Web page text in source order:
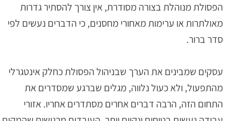
הפסולת מנוהלת בצורה מסודרת, אין צורך להסתיר גדרות
מאולתרות או ערימות מאחורי מחסנים, כי הדברים נעשים לפי
סדר ברור.
עסקים שמבינים את הערך שבניהול הפסולת כחלק אינטגרלי
מהתפעול, ולא כעול נלווה, מגלים שברגע שמסדרים את
התחום הזה, הרבה דברים אחרים מסתדרים אחריו. אזורי